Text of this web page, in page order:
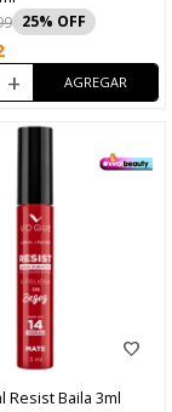
25
+
Resist Baila 3ml